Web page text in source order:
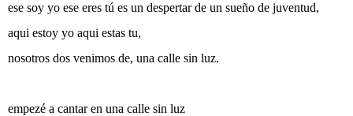
ese soy yo ese eres tú es un despertar de un sueño de juventud,
aqui estoy yo aqui estas tu,
nosotros dos venimos de, una calle sin luz.
empezé a cantar en una calle sin luz